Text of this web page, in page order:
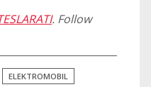
. Follow
ELEKTROMOBIL